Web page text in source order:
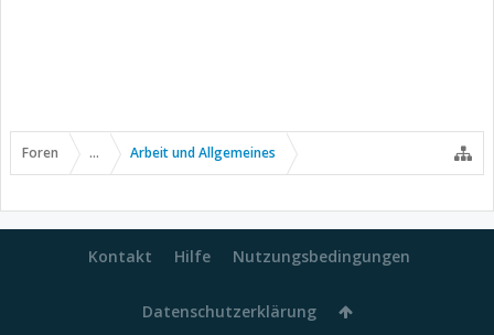
Foren ... Arbeit und Allgemeines
Kontakt Hilfe Nutzungsbedingungen
Datenschutzerklärung